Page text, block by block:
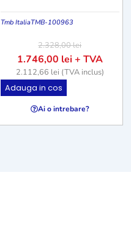
Tmb ItaliaTMB-100963
2.328,00lei
1.746,00 lei+ TVA
2.112,66 lei (TVA inclus)
Adauga in cos
Ai o intrebare?